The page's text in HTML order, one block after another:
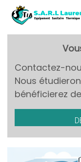
Contactez-
Nous
bénéficierez